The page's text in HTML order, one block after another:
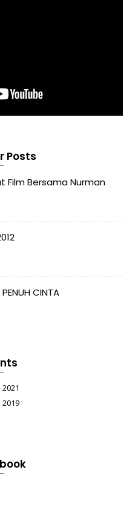
Posts
Film Bersama Nurman
CINTA
2021
2019